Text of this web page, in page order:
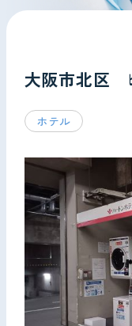
お問い合わせ
大阪市北区
ホテル